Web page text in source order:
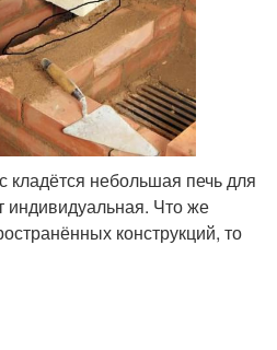
кладётся небольшая печь для
индивидуальная. Что же
конструкций, то